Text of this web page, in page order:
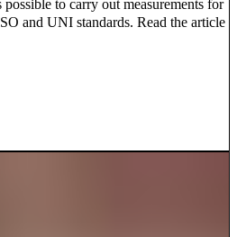
to carry out measurements for
and UNI standards. Read the article